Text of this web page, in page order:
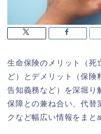
生命保険のメリット（死
ど）とデメリット（保険
告知義務など）を深堀り
保障との兼ね合い、代替
クなど幅広い情報をまと